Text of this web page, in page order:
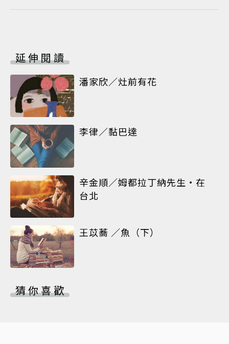
延伸閱讀
潘家欣／灶前有花
李律／黏巴達
辛金順／姆都拉丁納先生•在
台北
王苡蕎 ／魚（下）
猜你喜歡